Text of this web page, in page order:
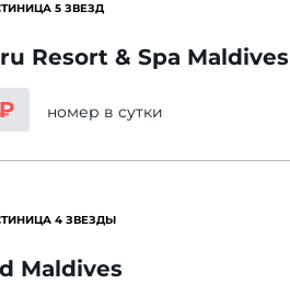
5 ЗВЕЗД
Resort & Spa Maldives
номер в сутки
4 ЗВЕЗДЫ
Maldives